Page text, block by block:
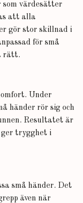
värdesätter
att alla
gör stor skillnad i
för små
rätt.
Under
händer rör sig och
Resultatet är
ger trygghet i
små händer. Det
även när